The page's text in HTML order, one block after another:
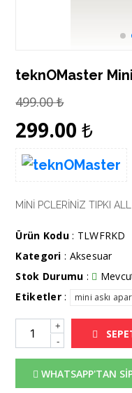
teknOMaster Mini
499.00₺
299.00₺
MİNİ PCLERİNİZ TIPKI
Ürün Kodu: TLWFRKD
Kategori : Aksesuar
Stok Durumu :
Etiketler: mini askı
+
-
WHATSAPP'TAN